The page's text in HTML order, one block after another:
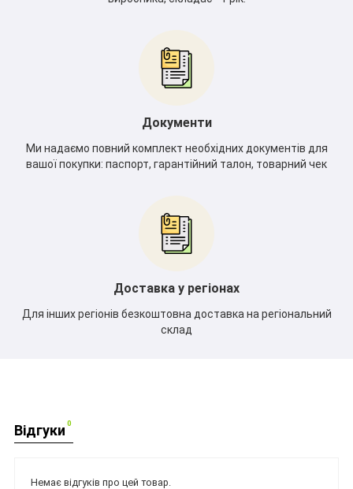
Документи
Ми надаємо повний комплект необхідних документів для
вашої покупки: паспорт, гарантійний талон, товарний чек
Доставка у регіонах
Для інших регіонів безкоштовна доставка на регіональний
склад
Відгуки 0
Немає відгуків про цей товар.